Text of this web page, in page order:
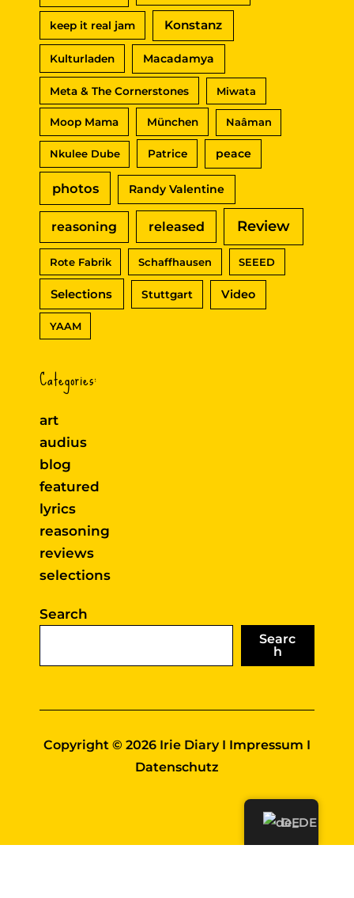
keep it real jam Konstanz
Kulturladen Macadamya
Meta & The Cornerstones Miwata
Moop Mama München Naâman
Nkulee Dube Patrice peace
photos Randy Valentine
reasoning released Review
Rote Fabrik Schaffhausen SEEED
Selections Stuttgart Video
YAAM
Categories:
art
audius
blog
featured
lyrics
reasoning
reviews
selections
Search
Searc
h
Copyright © 2026 Irie Diary I Impressum I
Datenschutz
DE